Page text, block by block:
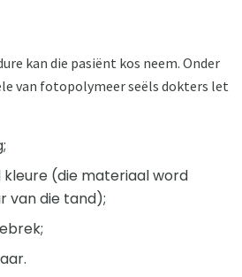
kan die pasiënt kos neem. Onder
van fotopolymeer seëls dokters let
kleure (die materiaal word
van die tand);